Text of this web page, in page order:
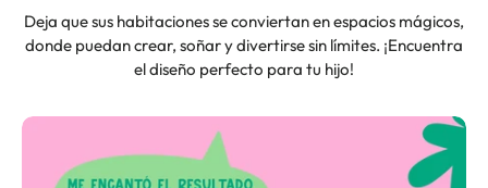
Deja que sus habitaciones se conviertan en espacios mágicos,
donde puedan crear, soñar y divertirse sin límites. ¡Encuentra
el diseño perfecto para tu hijo!